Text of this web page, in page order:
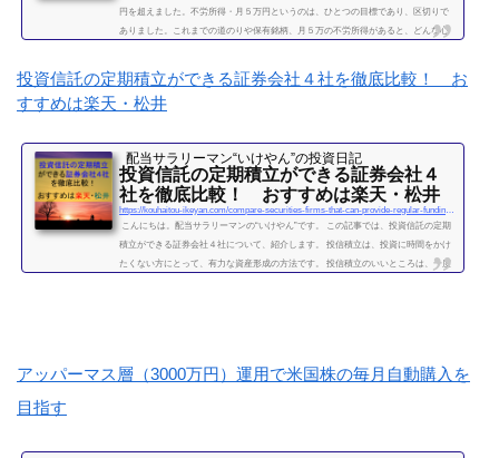
円を超えました。不労所得・月５万円というのは、ひとつの目標であり、区切りで
ありました。これまでの道のりや保有銘柄、月５万の不労所得があると、どんな心
ーマンを続けて感じたこと・辞めるための行動【体験談】サラリーマンが資産運用
を10年間続けて分かった4つのこと不労所得という名の受取配当金、月５万円に到達
2019年になり、不労所得という名の受取配当金が月額５万...
投資信託の定期積立ができる証券会社４社を徹底比較！ お
すすめは楽天・松井
配当サラリーマン“いけやん”の投資日記 ​
投資信託の定期積立ができる証券会社４
社を徹底比較！ おすすめは楽天・松井
https://kouhaitou-ikeyan.com/compare-securities-firms-that-can-provide-regular-funding-for-mutual-funds
こんにちは。配当サラリーマンの“いけやん”です。 この記事では、投資信託の定期
積立ができる証券会社４社について、紹介します。 投信積立は、投資に時間をかけ
たくない方にとって、有力な資産形成の方法です。 投信積立のいいところは、一度
続きを読む
アッパーマス層（3000万円）運用で米国株の毎月自動購入を
目指す